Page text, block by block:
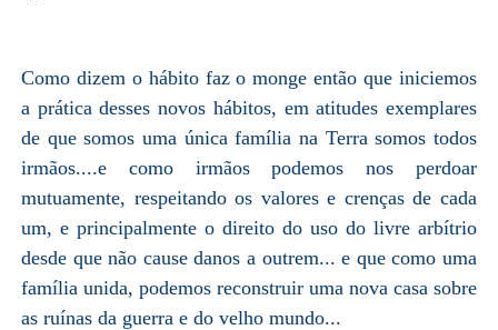
Como dizem o hábito faz o monge então que iniciemos
a prática desses novos hábitos, em atitudes exemplares
de que somos uma única família na Terra somos todos
irmãos....e como irmãos podemos nos perdoar
mutuamente, respeitando os valores e crenças de cada
um, e principalmente o direito do uso do livre arbítrio
desde que não cause danos a outrem... e que como uma
família unida, podemos reconstruir uma nova casa sobre
as ruínas da guerra e do velho mundo...